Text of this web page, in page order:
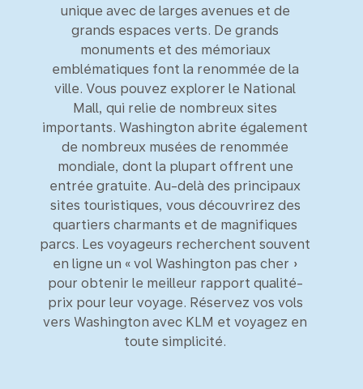
unique avec de larges avenues et de
grands espaces verts. De grands
monuments et des mémoriaux
emblématiques font la renommée de la
ville. Vous pouvez explorer le National
Mall, qui relie de nombreux sites
importants. Washington abrite également
de nombreux musées de renommée
mondiale, dont la plupart offrent une
entrée gratuite. Au-delà des principaux
sites touristiques, vous découvrirez des
quartiers charmants et de magnifiques
parcs. Les voyageurs recherchent souvent
en ligne un « vol Washington pas cher »
pour obtenir le meilleur rapport qualité-
prix pour leur voyage. Réservez vos vols
vers Washington avec KLM et voyagez en
toute simplicité.